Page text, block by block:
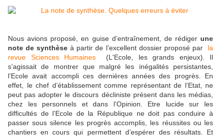
Nous avions proposé, en guise d’entraînement, de rédiger une
note de synthèse à partir de l’excellent dossier proposé par
la
revue Sciences Humaines
(L'Ecole, les grands enjeux). Il
s’agissait de montrer que malgré les inégalités persistantes,
l’Ecole avait accompli ces dernières années des progrès. En
effet, le chef d’établissement comme représentant de l’Etat, ne
peut pas adopter le discours décliniste présent dans les médias,
chez les personnels et dans l’Opinion. Etre lucide sur les
difficultés de l’Ecole de la République ne doit pas conduire à
passer sous silence les progrès accomplis, les réussites ou les
chantiers en cours qui permettent d’espérer des résultats. Et